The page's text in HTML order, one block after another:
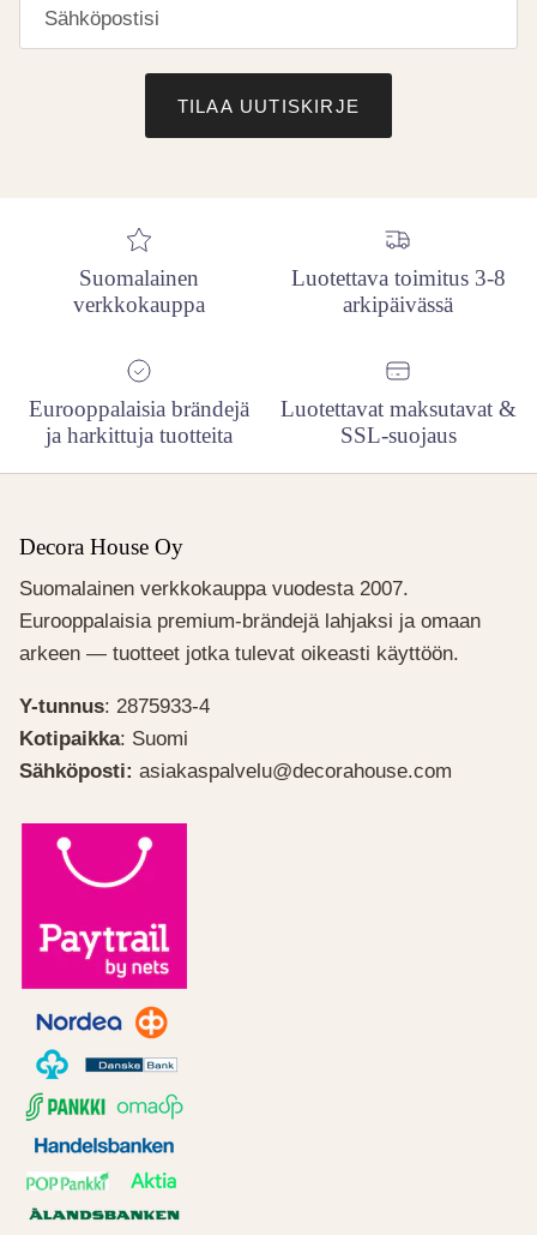
TILAA UUTISKIRJE
Suomalainen
verkkokauppa
Luotettava toimitus 3-8
arkipäivässä
Eurooppalaisia brändejä
ja harkittuja tuotteita
Luotettavat maksutavat &
SSL-suojaus
Decora House Oy
Suomalainen verkkokauppa vuodesta 2007.
Eurooppalaisia premium-brändejä lahjaksi ja omaan
arkeen — tuotteet jotka tulevat oikeasti käyttöön.
Y-tunnus: 2875933-4
Kotipaikka: Suomi
Sähköposti: asiakaspalvelu@decorahouse.com